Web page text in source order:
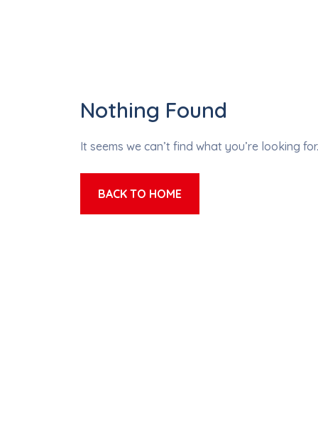
Nothing Found
It seems we can’t find what you’re looking
BACK TO HOME